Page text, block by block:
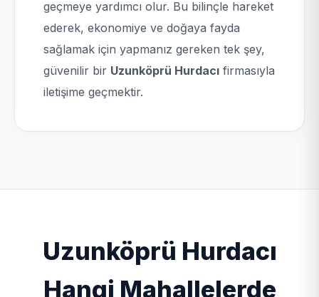
geçmeye yardımcı olur. Bu bilinçle hareket
ederek, ekonomiye ve doğaya fayda
sağlamak için yapmanız gereken tek şey,
güvenilir bir Uzunköprü Hurdacı firmasıyla
iletişime geçmektir.
Uzunköprü Hurdacı
Hangi Mahallelerde